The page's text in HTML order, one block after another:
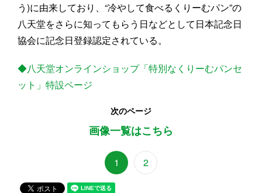
う)に由来しており、“冷やして食べるくりーむパン”の
八天堂をさらに知ってもらう日などとして日本記念日
協会に記念日登録認定されている。
◆八天堂オンラインショップ「特別なくりーむパンセ
ット」特設ページ
次のページ
画像一覧はこちら
1 2